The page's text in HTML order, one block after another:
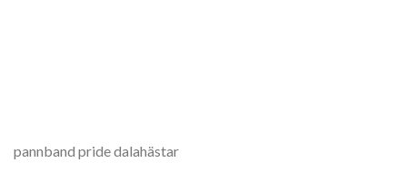
pannband pride dalahästar